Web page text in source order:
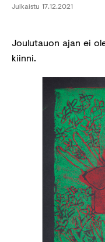
Julkaistu 17.12.2021
Joulutauon ajan ei
kiinni.